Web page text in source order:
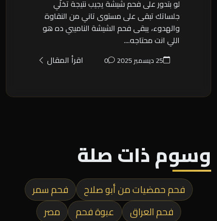
لو بتدور على فحم شيشة يجيب نتيجة تخلّي
جلساتك تبقى على مستوى تاني من النقاوة
والهدوء، يبقى فحم الشيشة الناميبي ده هو
اللي انت محتاجه....
25 ديسمبر 2025 0 اقرأ المقال
وسوم ذات صلة
فحم حمضيات من أبو صلاح
فحم سمر
فحم العراق
عبوة فحم
مصر